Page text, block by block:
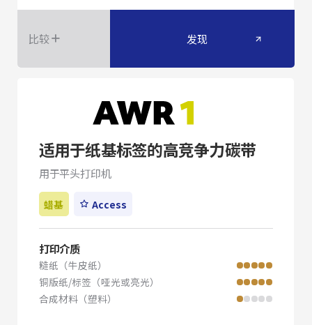
比较 发现
适用于纸基标签的高竞争力碳带
用于平头打印机
蜡基 Access
打印介质
糙纸（牛皮纸）
铜版纸/标签（哑光或亮光）
合成材料（塑料）